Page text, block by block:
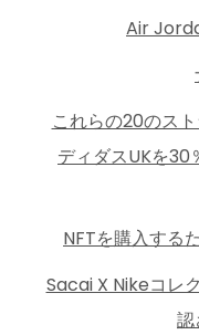
Air
これらの20のス
ディダスUKを30
NFTを購入する
Sacai X Nikeコレ
認